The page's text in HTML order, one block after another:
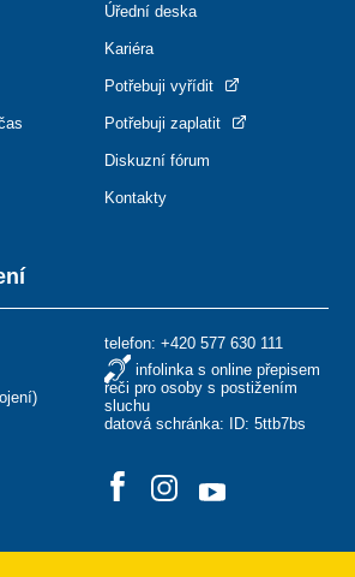
)
telefon: +420 577 630 111
infolinka s online přepisem
řeči pro osoby s postižením
sluchu
datová schránka: ID: 5ttb7bs
Úřední deska
Kariéra
Potřebuji vyřídit
Potřebuji zaplatit
Diskuzní fórum
Kontakty